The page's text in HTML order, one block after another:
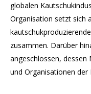
globalen
Organisation setzt sich
zusammen. Darüber
angeschlossen,
und Organisationen